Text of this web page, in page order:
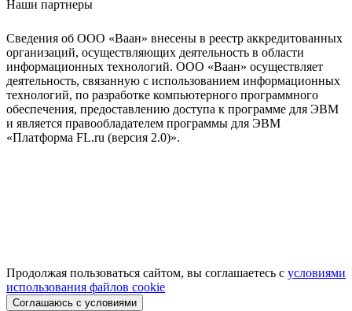
Наши партнеры
Сведения об ООО «Ваан» внесены в реестр аккредитованных
организаций, осуществляющих деятельность в области
информационных технологий. ООО «Ваан» осуществляет
деятельность, связанную с использованием информационных
технологий, по разработке компьютерного программного
обеспечения, предоставлению доступа к программе для ЭВМ
и является правообладателем программы для ЭВМ
«Платформа FL.ru (версия 2.0)».
Продолжая пользоваться сайтом, вы соглашаетесь с условиями
использования файлов cookie
Соглашаюсь с условиями